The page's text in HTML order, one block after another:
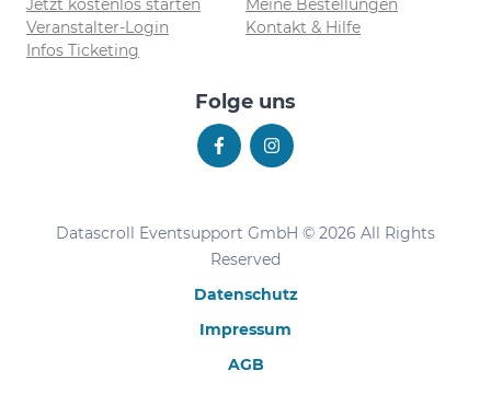
Jetzt kostenlos starten
Veranstalter-Login
Infos Ticketing
Meine Bestellungen
Kontakt & Hilfe
Folge uns
Datascroll Eventsupport GmbH © 2026 All Rights
Reserved
Datenschutz
Impressum
AGB